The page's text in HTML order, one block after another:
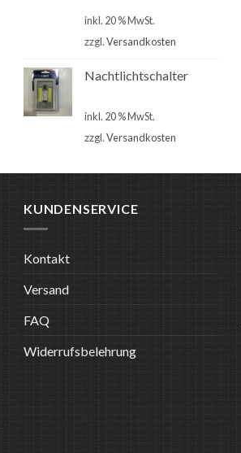
inkl. 20 % MwSt.
zzgl.Versandkosten
Nachtlichtschalter
inkl. 20 % MwSt.
zzgl.Versandkosten
KUNDENSERVICE
Kontakt
Versand
FAQ
Widerrufsbelehrung